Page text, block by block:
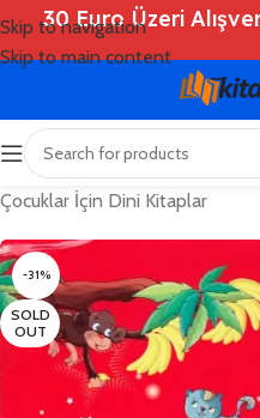
Skip to navigation
Skip to main content
30 Euro Üzeri
Ana Sayfa Shop
Çocuklar İçin Dini Kitaplar
-31%
SOLD
OUT